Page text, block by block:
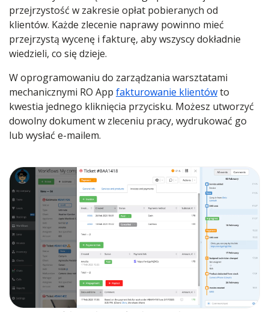
przejrzystość w zakresie opłat pobieranych od
klientów. Każde zlecenie naprawy powinno mieć
przejrzystą wycenę i fakturę, aby wszyscy dokładnie
wiedzieli, co się dzieje.
W oprogramowaniu do zarządzania warsztatami
mechanicznymi RO App fakturowanie klientówto
kwestia jednego kliknięcia przycisku. Możesz utworzyć
dowolny dokument w zleceniu pracy, wydrukować go
lub wysłać e-mailem.